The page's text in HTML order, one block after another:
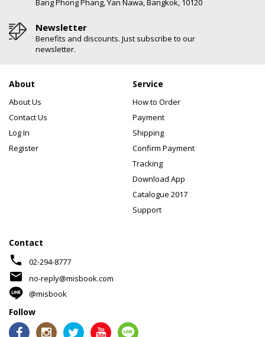
Bang Phong Phang, Yan Nawa, Bangkok, 10120
Newsletter
Benefits and discounts. Just subscribe to our
newsletter.
About
About Us
Contact Us
Log In
Register
Service
How to Order
Payment
Shipping
Confirm Payment
Tracking
Download App
Catalogue 2017
Support
Contact
phone 02-294-8777
mail
no-reply@misbook.com
@misbook
Follow